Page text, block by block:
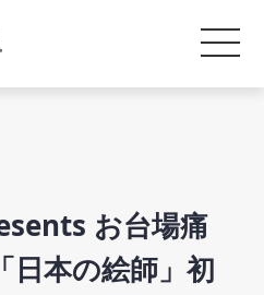
お台場痛
日本の絵師」初